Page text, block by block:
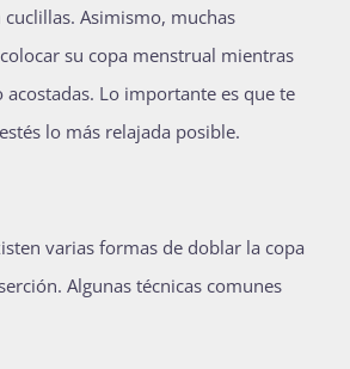
Asimismo, muchas
su copa menstrual mientras
acostadas. Lo importante es que te
lo más relajada posible.
varias formas de doblar la copa
Algunas técnicas comunes